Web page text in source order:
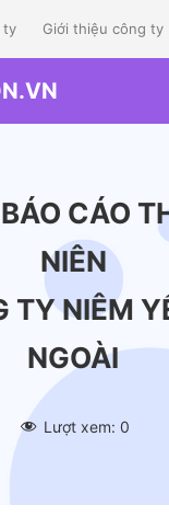
ty Giới thiệu công ty
CÁO
NIÊN
TY NIÊM
NGOÀI
Lượt xem: 0